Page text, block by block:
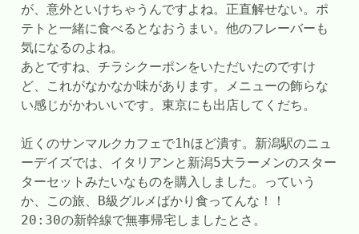
が、意外といけちゃうんですよね。正直解せない。ポ
テトと一緒に食べるとなおうまい。他のフレーバーも
気になるのよね。
あとですね、チラシクーポンをいただいたのですけ
ど、これがなかなか味があります。メニューの飾らな
い感じがかわいいです。東京にも出店してくだち。
近くのサンマルクカフェで1hほど潰す。新潟駅のニュ
ーデイズでは、イタリアンと新潟5大ラーメンのスター
ターセットみたいなものを購入しました。っていう
か、この旅、B級グルメばかり食ってんな！！
20:30の新幹線で無事帰宅しましたとさ。